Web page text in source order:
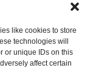
like cookies to store
technologies will
or unique IDs on this
affect certain